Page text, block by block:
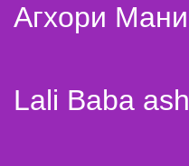
Агхори
Lali Baba